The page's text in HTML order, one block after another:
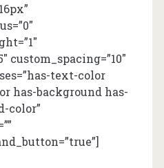
custom_spacing=”10″
text-color
has-background has-
color”